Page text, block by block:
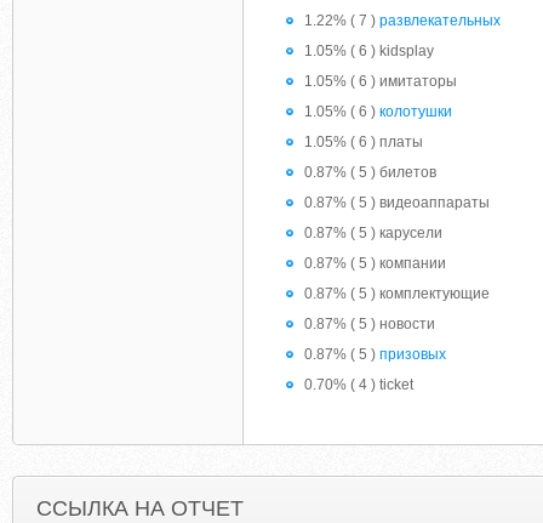
1.22% ( 7 ) развлекательных
1.05% ( 6 ) kidsplay
1.05% ( 6 ) имитаторы
1.05% ( 6 ) колотушки
1.05% ( 6 ) платы
0.87% ( 5 ) билетов
0.87% ( 5 ) видеоаппараты
0.87% ( 5 ) карусели
0.87% ( 5 ) компании
0.87% ( 5 ) комплектующие
0.87% ( 5 ) новости
0.87% ( 5 ) призовых
0.70% ( 4 ) ticket
ССЫЛКА НА ОТЧЕТ